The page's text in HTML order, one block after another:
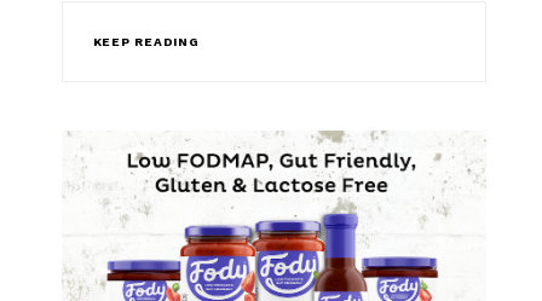
KEEP READING